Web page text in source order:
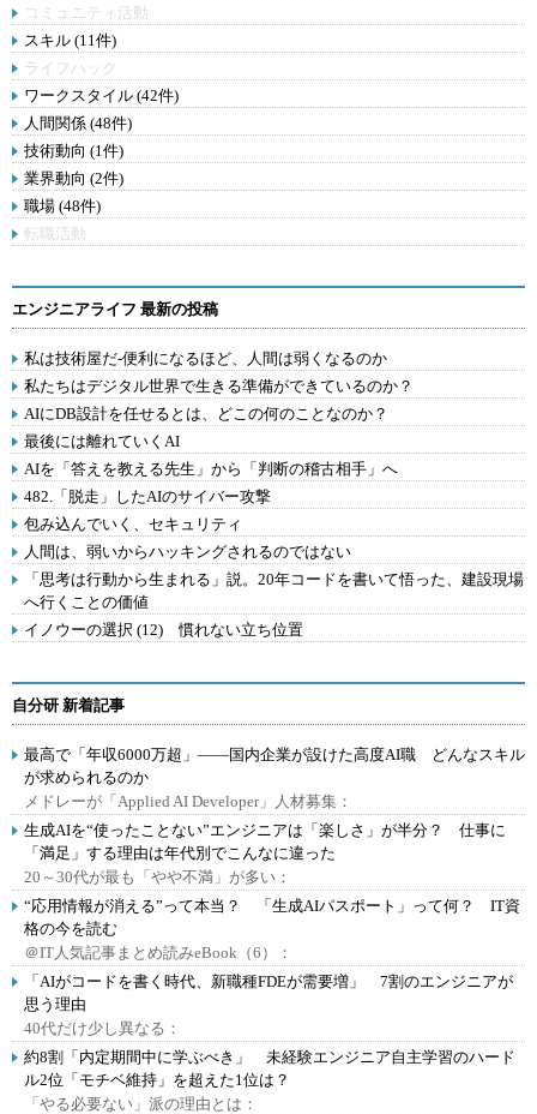
コミュニティ活動
スキル (11件)
ライフハック
ワークスタイル (42件)
人間関係 (48件)
技術動向 (1件)
業界動向 (2件)
職場 (48件)
転職活動
エンジニアライフ 最新の投稿
私は技術屋だ-便利になるほど、人間は弱くなるのか
私たちはデジタル世界で生きる準備ができているのか？
AIにDB設計を任せるとは、どこの何のことなのか？
最後には離れていくAI
AIを「答えを教える先生」から「判断の稽古相手」へ
482.「脱走」したAIのサイバー攻撃
包み込んでいく、セキュリティ
人間は、弱いからハッキングされるのではない
「思考は行動から生まれる」説。20年コードを書いて悟った、建設現場
へ行くことの価値
イノウーの選択 (12) 慣れない立ち位置
自分研 新着記事
最高で「年収6000万超」――国内企業が設けた高度AI職 どんなスキル
が求められるのか
メドレーが「Applied AI Developer」人材募集：
生成AIを“使ったことない”エンジニアは「楽しさ」が半分？ 仕事に
「満足」する理由は年代別でこんなに違った
20～30代が最も「やや不満」が多い：
“応用情報が消える”って本当？ 「生成AIパスポート」って何？ IT資
格の今を読む
＠IT人気記事まとめ読みeBook（6）：
「AIがコードを書く時代、新職種FDEが需要増」 7割のエンジニアが
思う理由
40代だけ少し異なる：
約8割「内定期間中に学ぶべき」 未経験エンジニア自主学習のハード
ル2位「モチベ維持」を超えた1位は？
「やる必要ない」派の理由とは：